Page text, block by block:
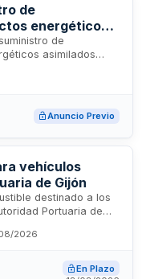
de
energéticos
a la Central
Valencia
de
asimilados
e instalaciones de
Compras de la
magnética en
como mediante
para
optimizando costes y
abastecimiento
Anuncio Previo
vehículos
de Gijón
destinado a los
Portuaria de
gasolina sin plomo
sucesiva
la gestión,
2026
En Plazo